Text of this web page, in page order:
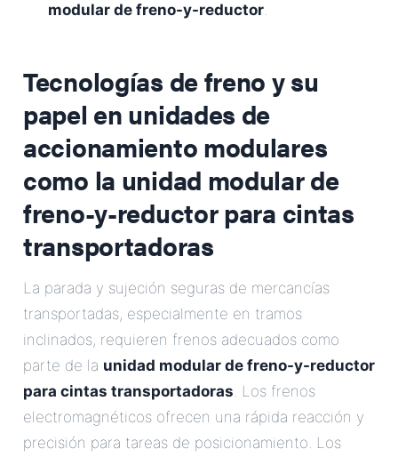
modular de freno-y-reductor.
Tecnologías de freno y su
papel en unidades de
accionamiento modulares
como la unidad modular de
freno-y-reductor para cintas
transportadoras
La parada y sujeción seguras de mercancías
transportadas, especialmente en tramos
inclinados, requieren frenos adecuados como
parte de la unidad modular de freno-y-reductor
para cintas transportadoras. Los frenos
electromagnéticos ofrecen una rápida reacción y
precisión para tareas de posicionamiento. Los